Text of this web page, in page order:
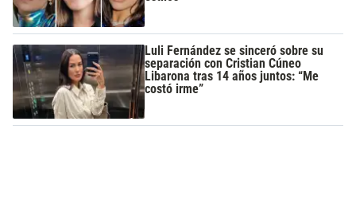
Luli Fernández se sinceró sobre su
separación con Cristian Cúneo
Libarona tras 14 años juntos: “Me
costó irme”